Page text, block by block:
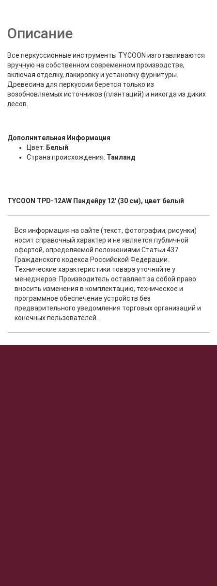
Описание
Все перкуссионные инструменты TYCOON изготавливаются
вручную на собственном современном производстве,
включая отделку, лакировку и установку фурнитуры.
Древесина для перкуссии берется только из
возобновляемых источников (плантаций) и никогда из диких
лесов.
Дополнительная Информация
Цвет: Белый
Страна происхождения: Таиланд
TYCOON TPD-12AW Пандейру 12' (30 см), цвет белый
Вся информация на сайте (текст, фотографии, рисунки)
носит справочный характер и не является публичной
офертой, определяемой положениями Статьи 437
Гражданского кодекса Российской Федерации.
Технические характеристики товара уточняйте у
менеджеров. Производитель оставляет за собой право
вносить изменения в комплектацию, техническое и
программное обеспечение устройств без
предварительного уведомления торговых организаций и
конечных пользователей.